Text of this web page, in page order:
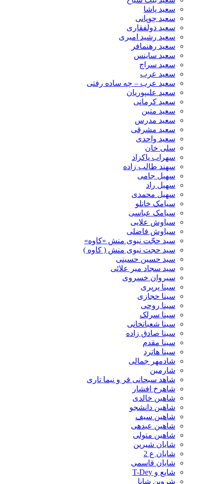
سعید پاشا
سعید چوپانی
سعید ذولفقاری
سعید رشید امیری
سعید رهنمافر
سعید ساینس
سعید سراج
سعید عرب
سعید عرب – چه ساده رفتی
سعید علیپوریان
سعید کرمانی
سعید متین
سعید مدرس
سعید مشرقی
سعید واحدی
سلی خان
سهراب پاکزاد
سهند طالب زاده
سهیل جامی
سهیل راد
سهیل محمدی
سیامک خانلو
سیامک عباسی
سیاوش علایی
سیاوش فاضلی
سید حجّت نبوی منش «کاوه»
سید حجت نبوی منش ( کاوه )
سید حسین حسینى
سید سجاد میر علائی
سیروان خسروی
سینا پرپری
سینا حجازی
سینا روحی
سینا سرلک
سینا شعبانخانی
سینا صادق زاده
سینا مقدم
سینا هاترد
شادمهر جمالی
شارمین
شاهد سبحانی فر و نیما تاری
شاهرخ افشار
شاهین خالدی
شاهین دانشجو
شاهین سیف
شاهین عبدهی
شاهین متولی
شایان شیرین
شایان ع 2
شایان قاسمی
شایع و T-Dey
شروین شایا